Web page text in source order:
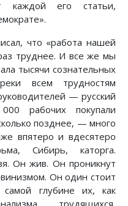
каждой его статьи,
что «работа нашей
труднее. И все же мы
тысячи сознательных
всем трудностям
— русский
рабочих покупали
позднее, — много
впятеро и вдесятеро
Сибирь, каторга.
Он жив. Он проникнут
Он один стоит
глубине их, как
трудящихся,